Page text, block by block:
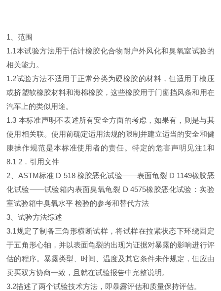
1、范围
1.1本试验方法用于估计橡胶化合物耐户外风化和臭氧室试验的
相关能力。
1.2试验方法不适用于正常分类为硬橡胶的材料，但适用于模压
或挤塑软橡胶材料和海棉橡胶，这些橡胶用于门窗挡风条和用在
汽车上的类似用途。
1.3 本标准声明不表述所有安全方面的考虑，如果有，则是与其
使用相关联。使用前确定适用法规的限制并建立适当的安全和健
康操作规范是本标准使用者的责任。特定的危害声明见注1和
8.1 2．引用文件
2、 ASTM标准 D 518 橡胶恶化试验——表面龟裂 D 1149橡胶恶
化试验——试验箱内表面臭氧龟裂 D 4575橡胶恶化试验：实验
室试验箱中臭氧水平 检验的参考和替代方法
3、试验方法综述
3.1规定了制备三角形横断试样，将试样在拉紧状态下环绕固定
于五角形心轴，并以表面龟裂的出现为证据对暴露的影响进行评
估的程序。暴露类型、时间、温度及其它条件未作规定，但应由
卖买双方协商一致，且就在试验报告中完整说明。
3.2描述了两个试验技术方法，即暴露评估和质量保持评估。